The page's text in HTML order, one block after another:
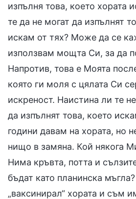
изпълня това, което хората
те да не могат да изпълнят
искам от тях? Може да се
използвам мощта Си, за да
Напротив, това е Моята
която ги моля с цялата Си
искреност. Наистина ли те
да изпълнят това, което
години давам на хората, но
нищо в замяна. Кой някога
Нима кръвта, потта и
бъдат като планинска
„ваксинирал“ хората и съм